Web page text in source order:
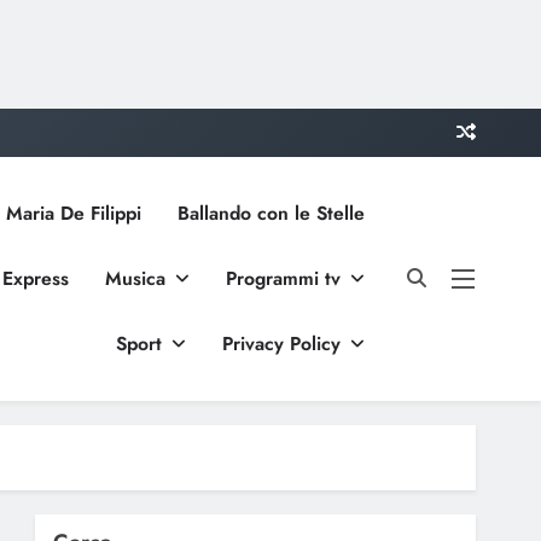
De Filippi Ballando con le Stelle
Musica Programmi tv
Sport Privacy Policy